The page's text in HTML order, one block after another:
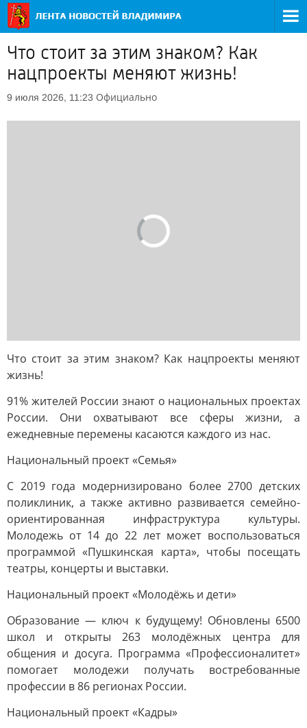
Что стоит за этим знаком? Как
нацпроекты меняют жизнь!
9 июля 2026, 11:23 Официально
Что стоит за этим знаком? Как нацпроекты меняют
жизнь!
91% жителей России знают о национальных проектах
России. Они охватывают все сферы жизни, а
ежедневные перемены касаются каждого из нас.
Национальный проект «Семья»
С 2019 года модернизировано более 2700 детских
поликлиник, а также активно развивается семейно-
ориентированная инфраструктура культуры.
Молодежь от 14 до 22 лет может воспользоваться
программой «Пушкинская карта», чтобы посещать
театры, концерты и выставки.
Национальный проект «Молодёжь и дети»
Образование — ключ к будущему! Обновлены 6500
школ и открыты 263 молодёжных центра для
общения и досуга. Программа «Профессионалитет»
помогает молодежи получать востребованные
профессии в 86 регионах России.
Национальный проект «Кадры»